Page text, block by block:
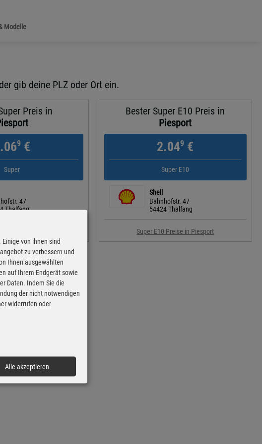
Modelle
gib deine PLZ oder Ort ein.
Preis in
9€
Super
47
Thalfang
Bester Super E10 Preis in
Piesport
2.049 €
Super E10
Shell
Bahnhofstr. 47
54424 Thalfang
Super E10 Preise in Piesport
von ihnen sind
zu verbessern und
Ihnen ausgewählten
auf Ihrem Endgerät sowie
Daten. Indem Sie die
der nicht notwendigen
widerrufen oder
Alle akzeptieren